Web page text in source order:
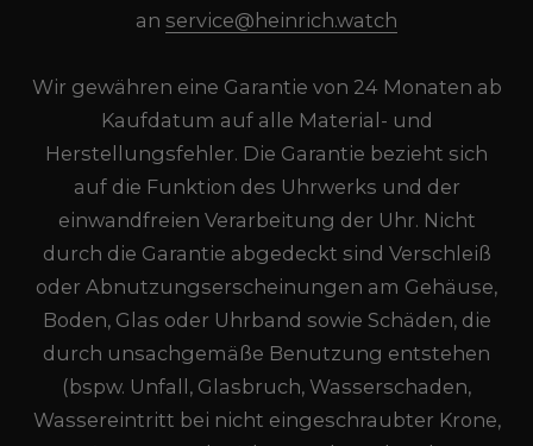
an service@heinrich.watch
Wir gewähren eine Garantie von 24 Monaten ab
Kaufdatum auf alle Material- und
Herstellungsfehler. Die Garantie bezieht sich
auf die Funktion des Uhrwerks und der
einwandfreien Verarbeitung der Uhr. Nicht
durch die Garantie abgedeckt sind Verschleiß
oder Abnutzungserscheinungen am Gehäuse,
Boden, Glas oder Uhrband sowie Schäden, die
durch unsachgemäße Benutzung entstehen
(bspw. Unfall, Glasbruch, Wasserschaden,
Wassereintritt bei nicht eingeschraubter Krone,